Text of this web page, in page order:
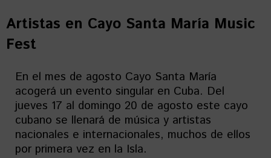
Artistas en Cayo Santa María Music
Fest
En el mes de agosto Cayo Santa María
acogerá un evento singular en Cuba. Del
jueves 17 al domingo 20 de agosto este cayo
cubano se llenará de música y artistas
nacionales e internacionales, muchos de ellos
por primera vez en la Isla.